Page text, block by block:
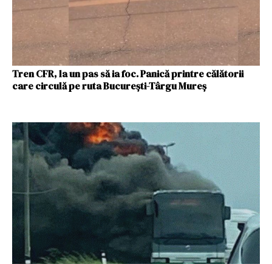
Tren CFR, la un pas să ia foc. Panică printre călătorii
care circulă pe ruta Bucureşti-Târgu Mureş